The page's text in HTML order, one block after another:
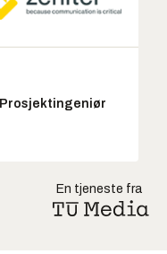
Prosjektingeniør
En tjeneste fra